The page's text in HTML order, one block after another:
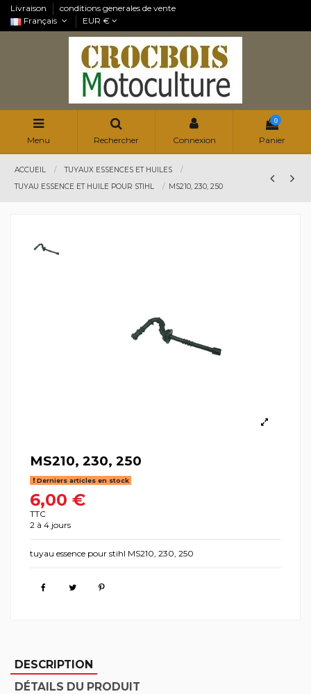
Livraison
conditions generales de vente
Français
EUR €
Menu Rechercher Connexion
0
Panier
ACCUEIL
TUYAUX ESSENCES ET HUILES
TUYAU ESSENCE ET HUILE POUR STIHL
MS210, 230, 250
MS210, 230, 250
Derniers articles en stock
6,00 €
TTC
2 à 4 jours
tuyau essence pour stihl MS210, 230, 250
DESCRIPTION
DÉTAILS DU PRODUIT